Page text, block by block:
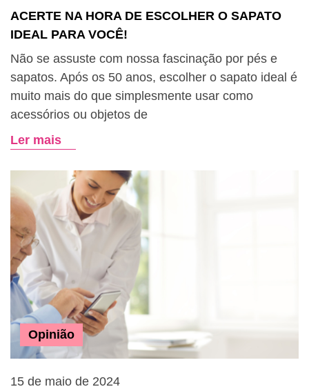
ACERTE NA HORA DE ESCOLHER O SAPATO
IDEAL PARA VOCÊ!
Não se assuste com nossa fascinação por pés e
sapatos. Após os 50 anos, escolher o sapato ideal é
muito mais do que simplesmente usar como
acessórios ou objetos de
Ler mais
Opinião
15 de maio de 2024